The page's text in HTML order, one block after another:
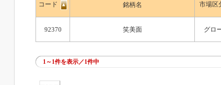
コード 銘柄名 市場区
92370 笑美面 グロ
1～1件を表示／1件中